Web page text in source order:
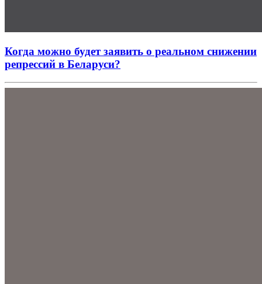
Когда можно будет заявить о реальном снижении
репрессий в Беларуси?